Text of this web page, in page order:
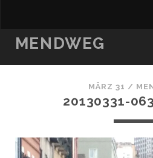
MENDWEG
MÄRZ 31 /
20130331-